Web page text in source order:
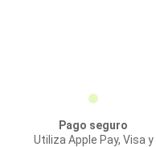
Pago seguro
Utiliza Apple Pay, Visa y